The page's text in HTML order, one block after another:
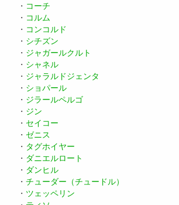
・ コーチ
・ コルム
・ コンコルド
・ シチズン
・ ジャガールクルト
・ シャネル
・ ジャラルドジェンタ
・ ショパール
・ ジラールペルゴ
・ ジン
・ セイコー
・ ゼニス
・ タグホイヤー
・ ダニエルロート
・ ダンヒル
・ チューダー（チュードル）
・ ツェッペリン